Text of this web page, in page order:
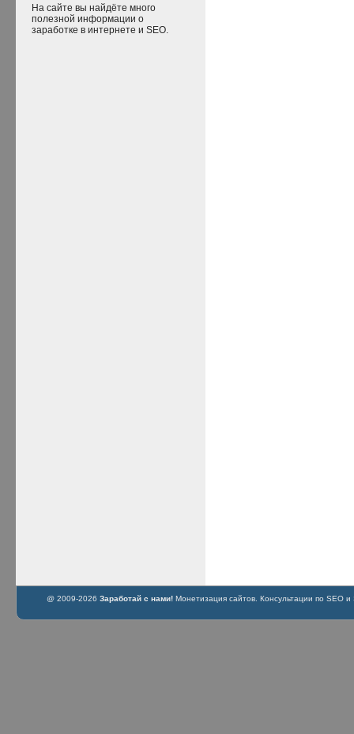
На сайте вы найдёте много
полезной информации о
заработке в интернете и SEO.
@ 2009-2026 Заработай с нами! Монетизация сайтов. Консультации по SEO